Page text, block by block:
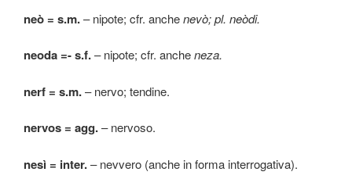
neò = s.m.– nipote; cfr. anchenevò; pl. neòdi.
neoda =- s.f.– nipote; cfr. ancheneza.
nerf = s.m.– nervo; tendine.
nervos = agg.– nervoso.
nesì = inter.– nevvero (anche in forma interrogativa).